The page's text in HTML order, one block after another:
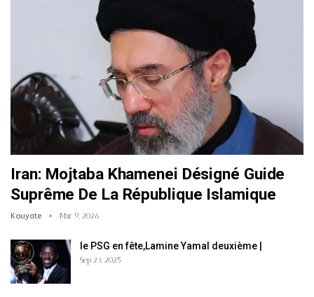
Iran: Mojtaba Khamenei Désigné Guide
Suprême De La République Islamique
Kouyate Mar 9, 2026
le PSG en fête,Lamine Yamal deuxième |
Sep 23, 2025